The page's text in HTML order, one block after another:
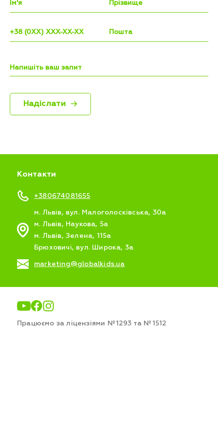
Надіслати
Контакти
+380674081655
м. Львів, вул. Малоголосківська, 30а
м. Львів, Наукова, 5а
м. Львів, Зелена, 115а
Брюховичі, вул. Широка, 3а
marketing@globalkids.ua
Працюємо за ліцензіями №1293 та №1512